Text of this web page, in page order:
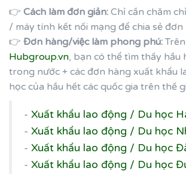
👉 Cách làm đơn giản: Chỉ cần chăm
/ máy tính kết nối mạng để chia sẻ đơn
👉 Đơn hàng/việc làm phong phú:
Hubgroup.vn, bạn có thể tìm thấy hầu
trong nước + các đơn hàng xuất khẩu
học của hầu hết các quốc gia trên thế
- Xuất khẩu lao động / Du học
- Xuất khẩu lao động / Du học
- Xuất khẩu lao động / Du học
- Xuất khẩu lao động / Du học